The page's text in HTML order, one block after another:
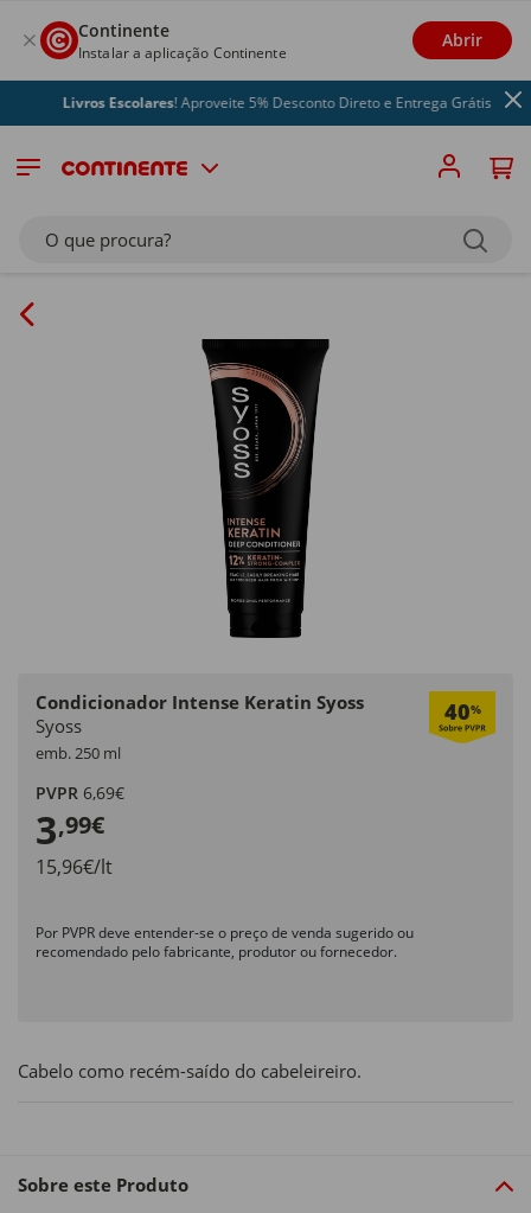
Continente
Instalar a aplicação Continente
Abrir
Livros Escolares! Aproveite 5% Desconto Direto e Entrega Grátis
O que procura?
Condicionador Intense Keratin Syoss 40%
Syoss
emb. 250 ml
PVPR 6,69€
3,99€
15,96€/lt
Por PVPR deve entender-se o preço de venda sugerido ou
recomendado pelo fabricante, produtor ou fornecedor.
Cabelo como recém-saído do cabeleireiro.
Sobre este Produto